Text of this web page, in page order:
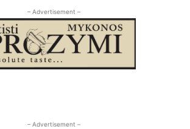
– Advertisement –
– Advertisement –